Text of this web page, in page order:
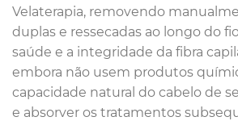
Velaterapia, removendo
duplas e ressecadas ao longo do
saúde e a integridade da fibra
embora não usem produtos
capacidade natural do cabelo de
e absorver os tratamentos